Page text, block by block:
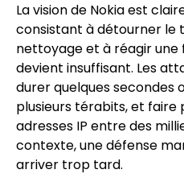
La vision de Nokia est
consistant à détourner le
nettoyage et à réagir une
devient insuffisant. Les
durer quelques secondes
plusieurs térabits, et
adresses IP entre des
contexte, une défense
arriver trop tard.